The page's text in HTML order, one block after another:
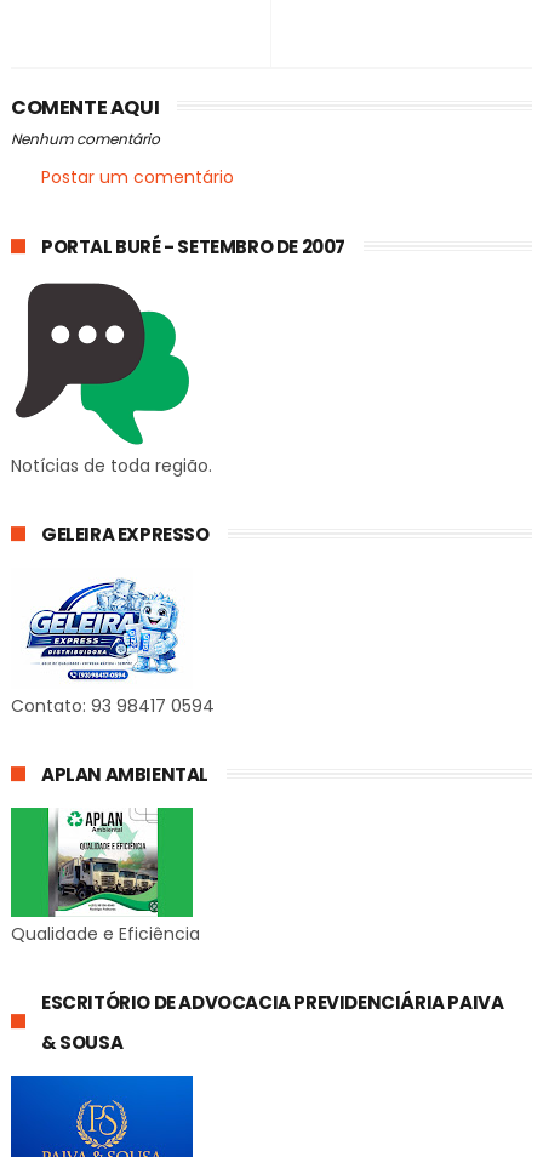
COMENTE AQUI
Nenhum comentário
Postar um comentário
PORTAL BURÉ - SETEMBRO DE 2007
Notícias de toda região.
GELEIRA EXPRESSO
Contato: 93 98417 0594
APLAN AMBIENTAL
Qualidade e Eficiência
ESCRITÓRIO DE ADVOCACIA PREVIDENCIÁRIA PAIVA
& SOUSA